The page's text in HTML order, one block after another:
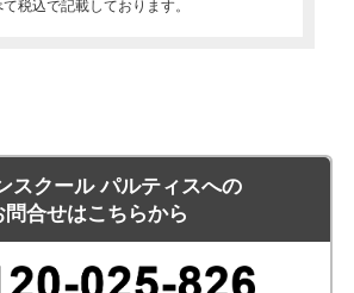
税込で記載しております。
スクール パルティスへの
問合せはこちらから